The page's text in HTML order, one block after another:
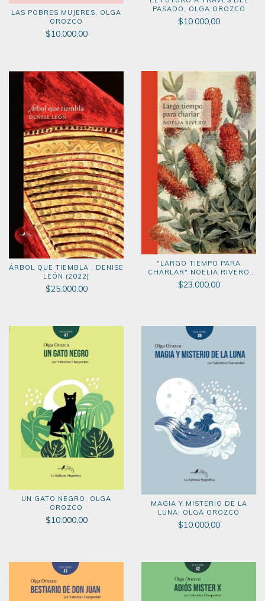
LAS POBRES MUJERES, OLGA
OROZCO
$10.000,00
PASADO, OLGA OROZCO
$10.000,00
ÁRBOL QUE TIEMBLA , DENISE
LEÓN (2022)
$25.000,00
"LARGO TIEMPO PARA
CHARLAR" NOELIA RIVERO
(2022)
$23.000,00
UN GATO NEGRO, OLGA
OROZCO
$10.000,00
MAGIA Y MISTERIO DE LA
LUNA, OLGA OROZCO
$10.000,00